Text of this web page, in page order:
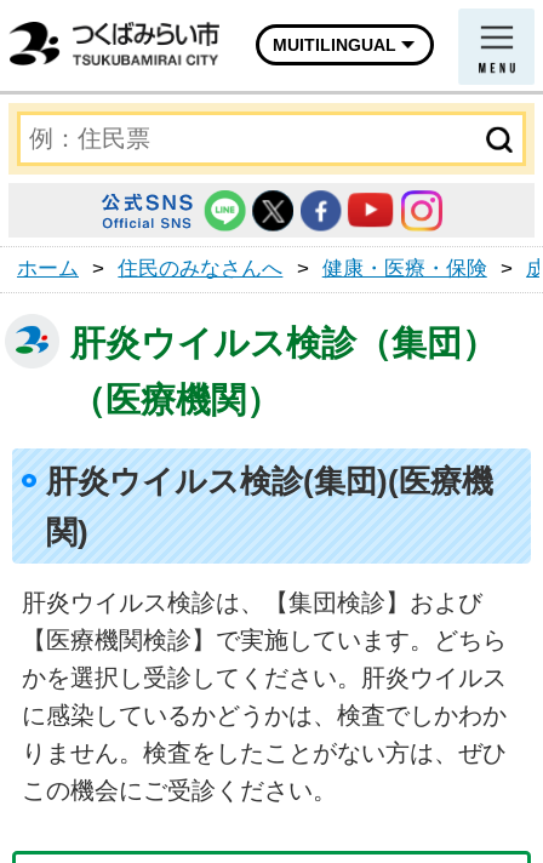
MUITILINGUAL
ホーム > 住民のみなさんへ > 健康・医療・保険 >
肝炎ウイルス検診（集団）
（医療機関）
肝炎ウイルス検診(集団)(医療機
関)
肝炎ウイルス検診は、【集団検診】および
【医療機関検診】で実施しています。どちら
かを選択し受診してください。肝炎ウイルス
に感染しているかどうかは、検査でしかわか
りません。検査をしたことがない方は、ぜひ
この機会にご受診ください。